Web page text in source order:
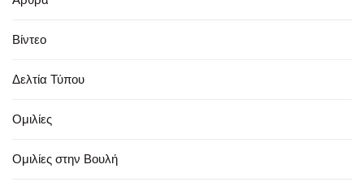
Βίντεο
Δελτία Τύπου
Ομιλίες
Ομιλίες στην Βουλή